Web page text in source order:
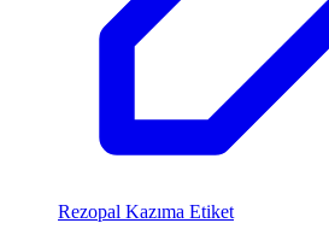
Rezopal Kazıma Etiket